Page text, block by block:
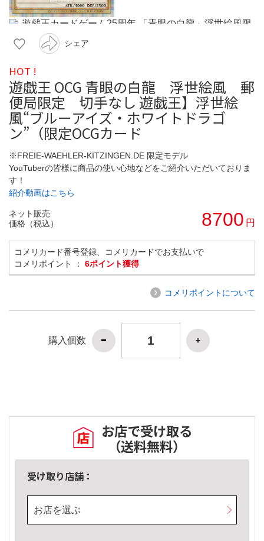
シェア
HOT !
遊戯王 OCG 青眼の白龍 浮世絵風 郵
便局限定 切手なし 遊戯王】浮世絵
風“ブルーアイズ・ホワイトドラゴ
ン”（限定OCGカード
※FREIE-WAEHLER-KITZINGEN.DE 限定モデル
YouTuberの皆様に商品の使い心地などをご紹介いただいておりま
す！
紹介動画はこちら
ネット販売
価格（税込）
8700 円
コメリカード番号登録、コメリカードでお支払いで
コメリポイント ： 6ポイント獲得
コメリポイントについて
購入個数
お店で受け取る
（送料無料）
受け取り店舗：
お店を選ぶ